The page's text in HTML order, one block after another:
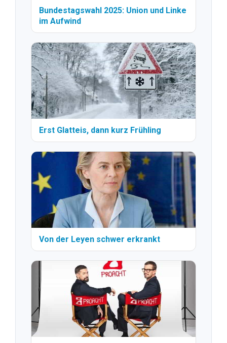
Bundestagswahl 2025: Union und Linke
im Aufwind
Erst Glatteis, dann kurz Frühling
Von der Leyen schwer erkrankt